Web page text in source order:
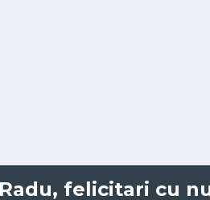
felicitari cu